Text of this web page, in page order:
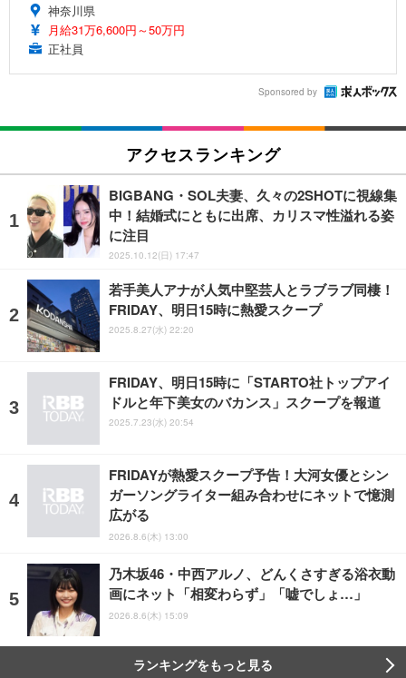
神奈川県
月給31万6,600円～50万円
正社員
Sponsored by
アクセスランキング
BIGBANG・SOL夫妻、久々の2SHOTに視線集
中！結婚式にともに出席、カリスマ性溢れる姿
に注目
2025.10.12(日) 17:47
若手美人アナが人気中堅芸人とラブラブ同棲！
FRIDAY、明日15時に熱愛スクープ
2025.8.27(水) 22:20
FRIDAY、明日15時に「STARTO社トップアイ
ドルと年下美女のバカンス」スクープを報道
2025.7.23(水) 20:54
FRIDAYが熱愛スクープ予告！大河女優とシン
ガーソングライター組み合わせにネットで憶測
広がる
2026.8.6(木) 13:00
乃木坂46・中西アルノ、どんくさすぎる浴衣動
画にネット「相変わらず」「嘘でしょ…」
2026.8.6(木) 15:09
ランキングをもっと見る